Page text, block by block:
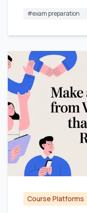
#exam preparation
Course Platforms